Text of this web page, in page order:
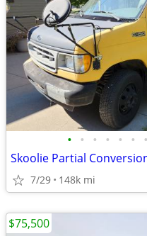
• • • • • • •
7/29 148k mi
$75,500